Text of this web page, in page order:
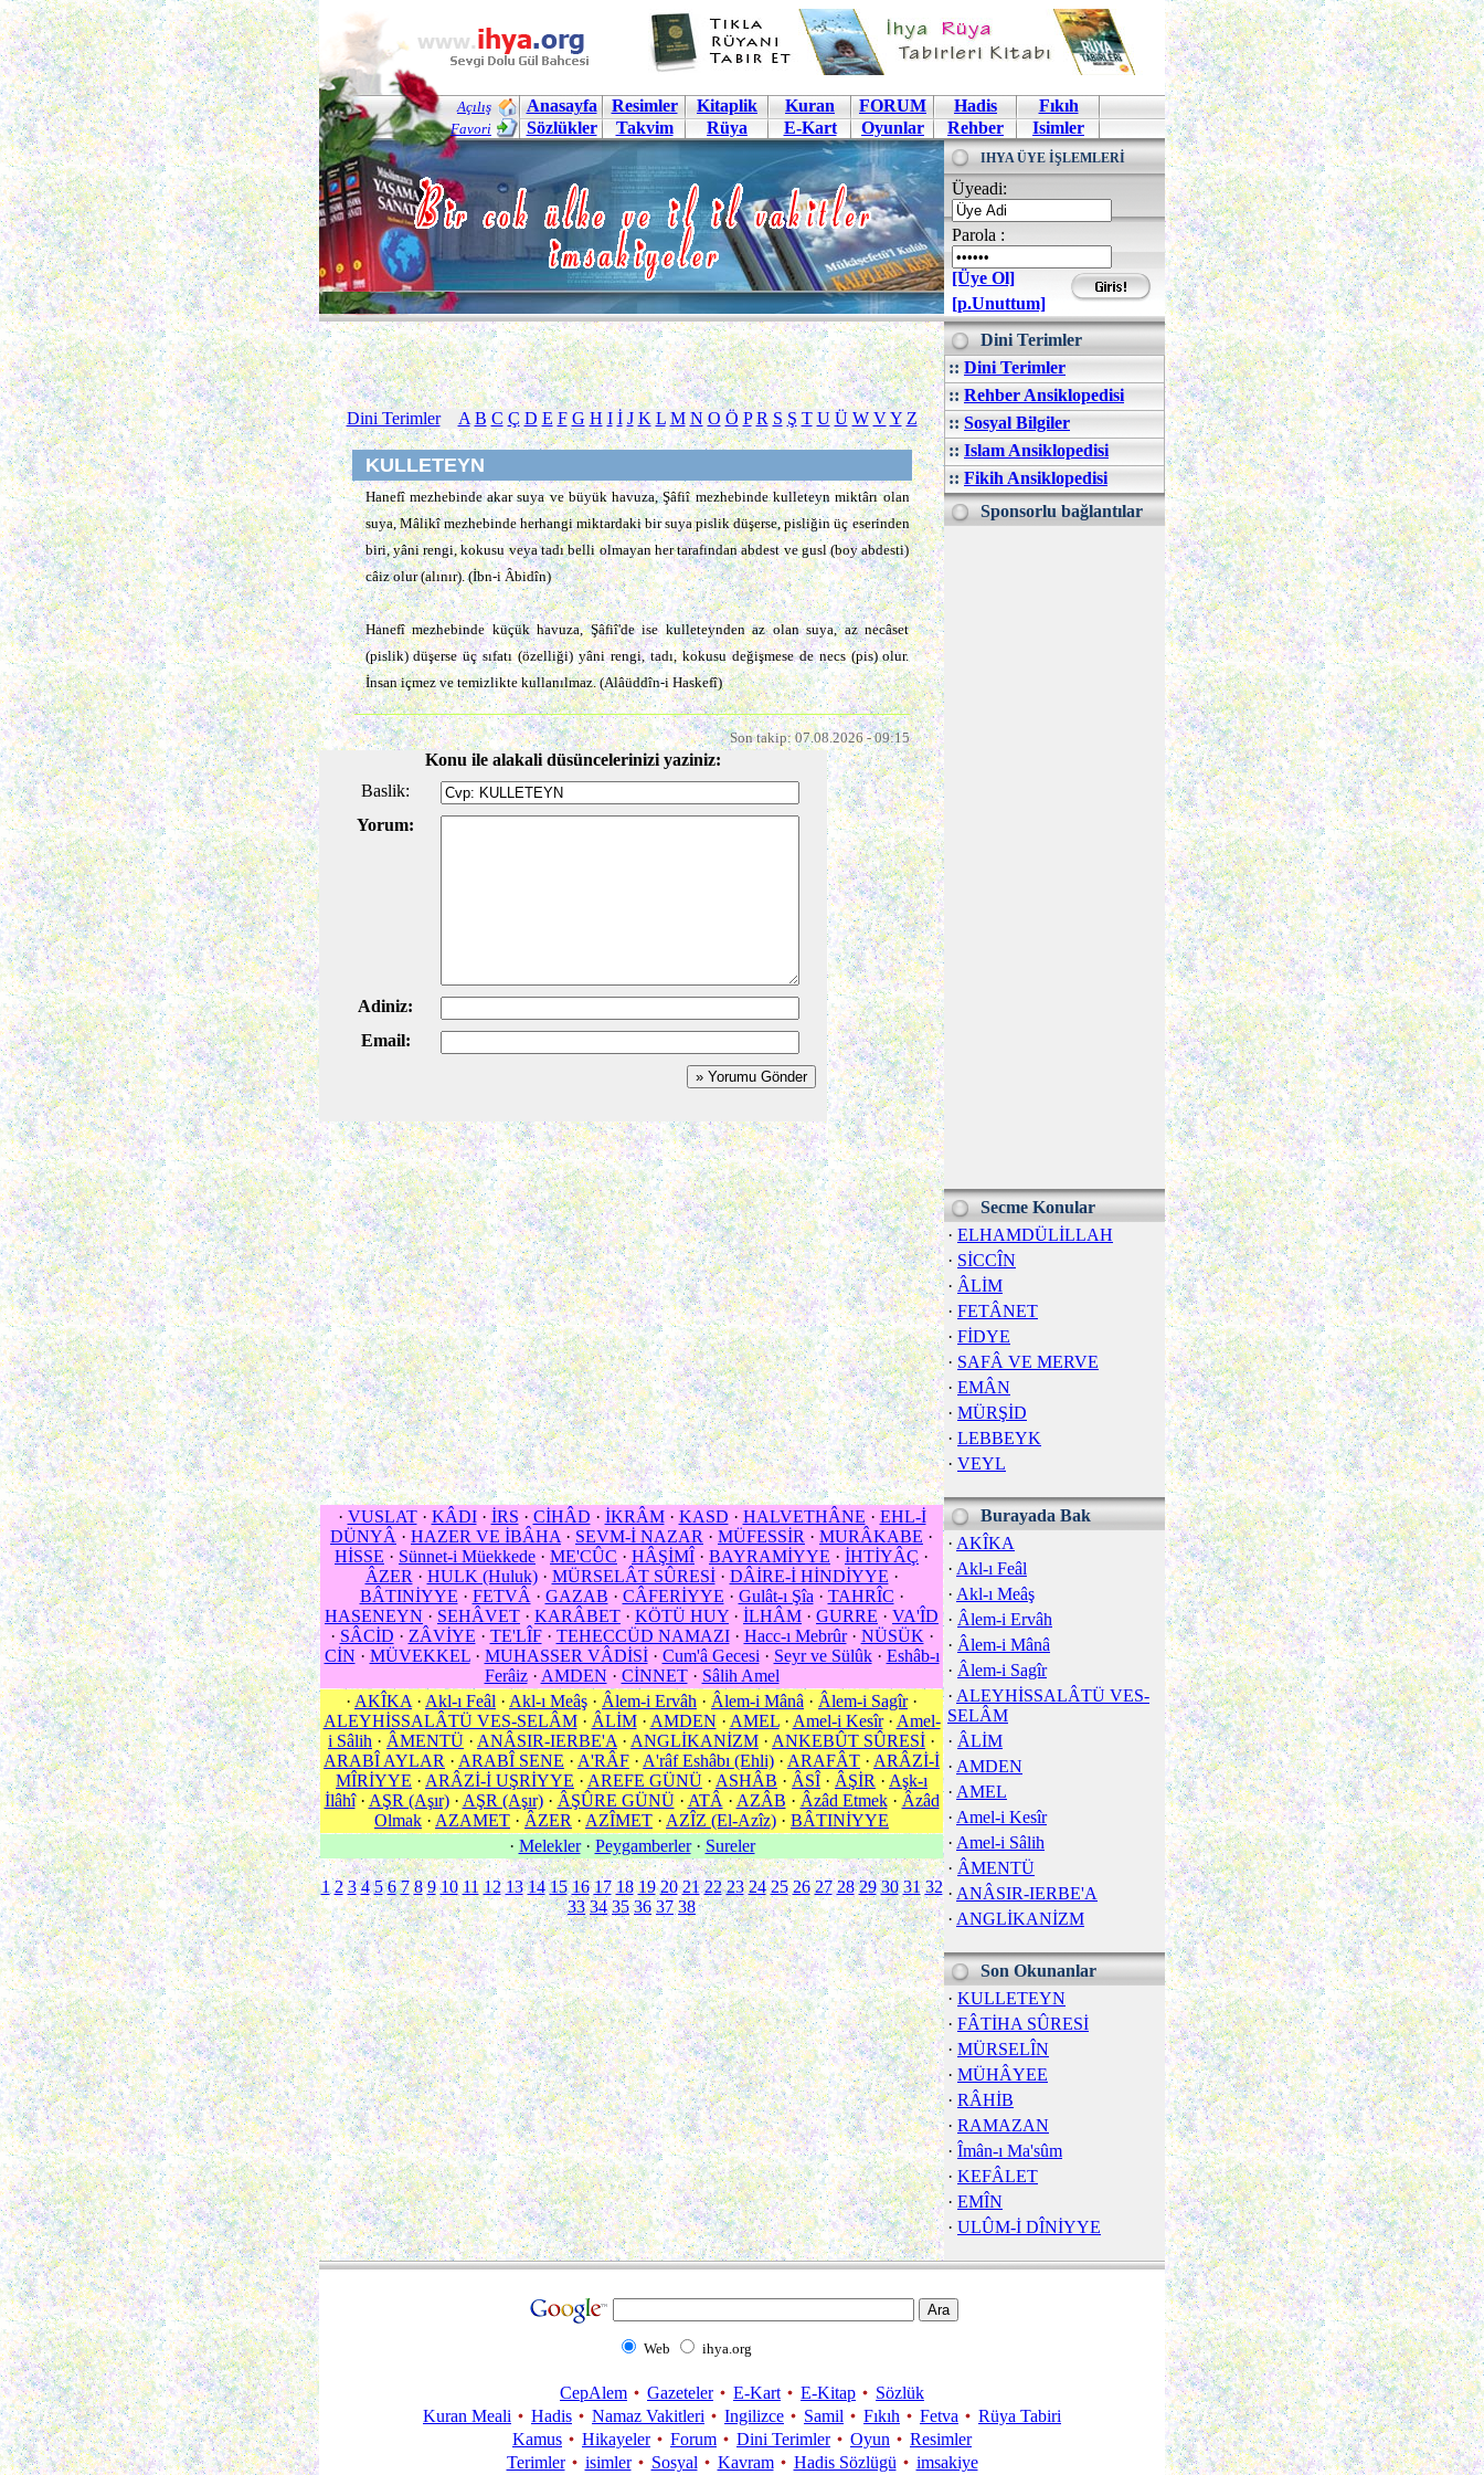
Açılış
Favori
Anasayfa Resimler Kitaplik Kuran FORUM Hadis
Fıkıh
Sözlükler
Takvim Rüya E-Kart Oyunlar Rehber Isimler
IHYA ÜYE İŞLEMLERİ
Üyeadi:
Parola :
[Üye Ol]
[p.Unuttum]
Dini Terimler
:: Dini Terimler
:: Rehber Ansiklopedisi
:: Sosyal Bilgiler
:: Islam Ansiklopedisi
:: Fikih Ansiklopedisi
Sponsorlu bağlantılar
Secme Konular
· ELHAMDÜLİLLAH
· SİCCÎN
· ÂLİM
· FETÂNET
· FİDYE
· SAFÂ VE MERVE
· EMÂN
· MÜRŞİD
· LEBBEYK
· VEYL
Burayada Bak
· AKÎKA
· Akl-ı Feâl
· Akl-ı Meâş
· Âlem-i Ervâh
· Âlem-i Mânâ
· Âlem-i Sagîr
· ALEYHİSSALÂTÜ VES-
SELÂM
· ÂLİM
· AMDEN
· AMEL
· Amel-i Kesîr
· Amel-i Sâlih
· ÂMENTÜ
· ANÂSIR-IERBE'A
· ANGLİKANİZM
Son Okunanlar
· KULLETEYN
· FÂTİHA SÛRESİ
· MÜRSELÎN
· MÜHÂYEE
· RÂHİB
· RAMAZAN
· Îmân-ı Ma'sûm
· KEFÂLET
· EMÎN
· ULÛM-İ DÎNİYYE
Dini Terimler A B C Ç D E F G H I İ J K L M N O Ö P R S Ş T U Ü W V Y Z
KULLETEYN
Hanefî mezhebinde akar suya ve büyük havuza, Şâfiî mezhebinde kulleteyn miktârı olan
suya, Mâlikî mezhebinde herhangi miktardaki bir suya pislik düşerse, pisliğin üç eserinden
biri, yâni rengi, kokusu veya tadı belli olmayan her tarafından abdest ve gusl (boy abdesti)
câiz olur (alınır). (İbn-i Âbidîn)
Hanefî mezhebinde küçük havuza, Şâfiî'de ise kulleteynden az olan suya, az necâset
(pislik) düşerse üç sıfatı (özelliği) yâni rengi, tadı, kokusu değişmese de necs (pis) olur.
İnsan içmez ve temizlikte kullanılmaz. (Alâüddîn-i Haskefî)
Son takip: 07.08.2026 - 09:15
Konu ile alakali düsüncelerinizi yaziniz:
Baslik:
Yorum:
Adiniz:
Email:
· VUSLAT· KÂDI· İRS · CİHÂD · İKRÂM· KASD · HALVETHÂNE · EHL-İ
DÜNYÂ · HAZER VE İBÂHA · SEVM-İ NAZAR · MÜFESSİR · MURÂKABE ·
HİSSE · Sünnet-i Müekkede · ME'CÛC · HÂŞİMÎ · BAYRAMİYYE · İHTİYÂÇ ·
ÂZER · HULK (Huluk)· MÜRSELÂT SÛRESİ· DÂİRE-İ HİNDİYYE ·
BÂTINİYYE · FETVÂ · GAZAB · CÂFERİYYE · Gulât-ı Şîa · TAHRÎC ·
HASENEYN · SEHÂVET · KARÂBET · KÖTÜ HUY · İLHÂM · GURRE · VA'ÎD
· SÂCİD · ZÂVİYE · TE'LÎF· TEHECCÜD NAMAZI· Hacc-ı Mebrûr· NÜSÜK ·
CİN · MÜVEKKEL· MUHASSER VÂDİSİ· Cum'â Gecesi · Seyr ve Sülûk· Eshâb-ı
Ferâiz· AMDEN · CİNNET· Sâlih Amel
· AKÎKA · Akl-ı Feâl · Akl-ı Meâş · Âlem-i Ervâh · Âlem-i Mânâ · Âlem-i Sagîr·
ALEYHİSSALÂTÜ VES-SELÂM· ÂLİM· AMDEN · AMEL· Amel-i Kesîr· Amel-
i Sâlih · ÂMENTÜ · ANÂSIR-IERBE'A · ANGLİKANİZM · ANKEBÛT SÛRESİ ·
ARABÎ AYLAR · ARABÎ SENE · A'RÂF · A'râf Eshâbı (Ehli) · ARAFÂT · ARÂZİ-İ
MÎRİYYE · ARÂZİ-İ UŞRİYYE · AREFE GÜNÜ · ASHÂB · ÂSÎ · ÂŞİR · Aşk-ı
İlâhî· AŞR (Aşır)· AŞR (Aşır)· ÂŞÛRE GÜNÜ· ATÂ · AZÂB · Âzâd Etmek· Âzâd
Olmak · AZAMET · ÂZER · AZÎMET · AZÎZ (El-Azîz) · BÂTINİYYE
· Melekler· Peygamberler· Sureler
1 2 3 4 5 6 7 8 9 10 11 12 13 14 15 16 17 18 19 20 21 22 23 24 25 26 27 28 29 30 31 32
33 34 35 36 37 38
Web ihya.org
CepAlem Gazeteler E-Kart E-Kitap
Sözlük
Kuran Meali
Hadis Namaz Vakitleri Ingilizce Samil Fıkıh Fetva
Rüya Tabiri
Kamus
Hikayeler Forum Dini Terimler Oyun
Resimler
Terimler
isimler Sosyal Kavram Hadis Sözlügü imsakiye